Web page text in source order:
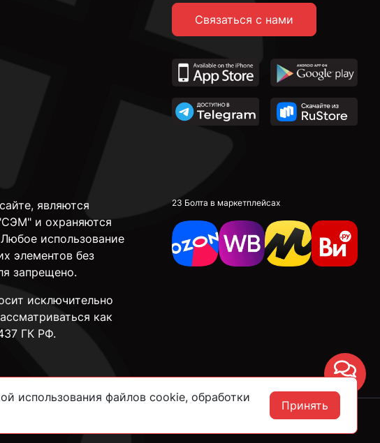
Связаться с нами
являются
и охраняются
использование
элементов без
запрещено.
исключительно
как
ГК РФ.
23 Болта в маркетплейсах
использования файлов cookie, обработки
Принять